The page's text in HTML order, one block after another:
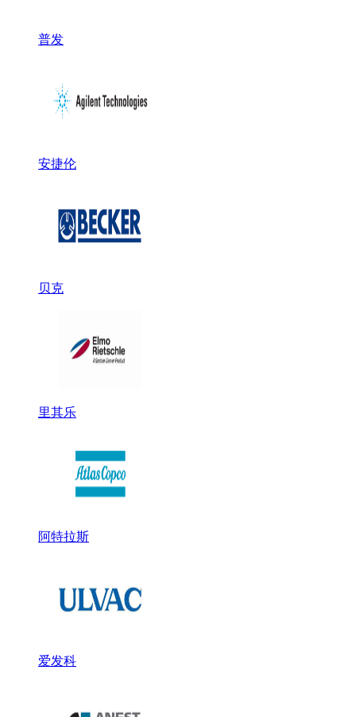
普发
安捷伦
贝克
里其乐
阿特拉斯
爱发科